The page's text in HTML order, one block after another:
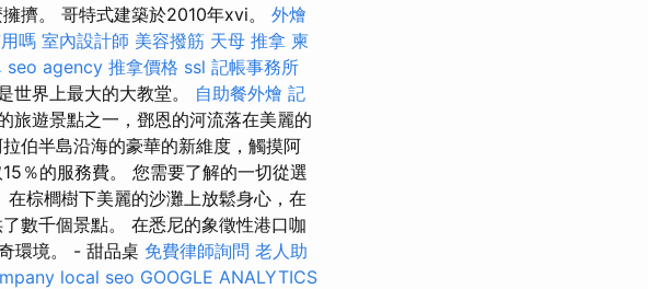
擠。 哥特式建築於2010年xvi。 外燴
嗎 室內設計師 美容撥筋 天母 推拿 柬
seo agency 推拿價格 ssl 記帳事務所
世界上最大的大教堂。 自助餐外燴 記
旅遊景點之一，鄧恩的河流落在美麗的
伯半島沿海的豪華的新維度，觸摸阿
％的服務費。 您需要了解的一切從選
棕櫚樹下美麗的沙灘上放鬆身心，在
數千個景點。 在悉尼的象徵性港口咖
環境。 - 甜品桌 免費律師詢問 老人助
local seo GOOGLE ANALYTICS